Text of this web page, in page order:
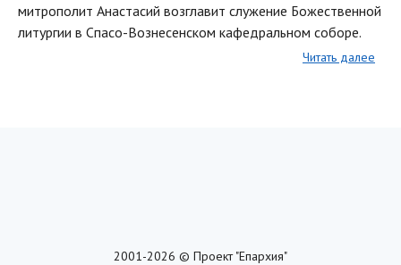
митрополит Анастасий возглавит служение Божественной
литургии в Спасо-Вознесенском кафедральном соборе.
Читать далее
2001-2026 © Проект "Епархия"